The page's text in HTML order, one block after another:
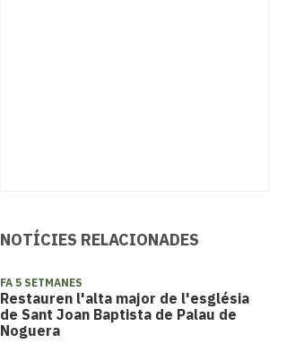
NOTÍCIES RELACIONADES
FA 5 SETMANES
​Restauren l'alta major de l'església
de Sant Joan Baptista de Palau de
Noguera